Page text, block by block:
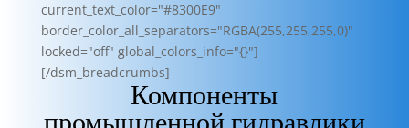
current_text_color="#8300E9"
border_color_all_separators="RGBA(255,255,255,0)"
locked="off" global_colors_info="{}"]
[/dsm_breadcrumbs]
Компоненты